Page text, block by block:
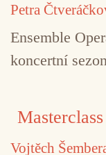
Petra
Ensemble
koncertní
Vojtěch